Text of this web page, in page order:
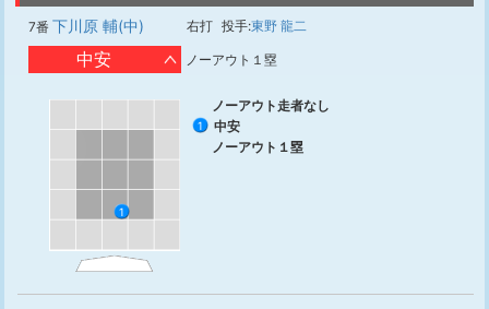
7番 下川原 輔(中) 右打 投手:東野 龍二
中安 ノーアウト１塁
1
ノーアウト走者なし
1
中安
ノーアウト１塁